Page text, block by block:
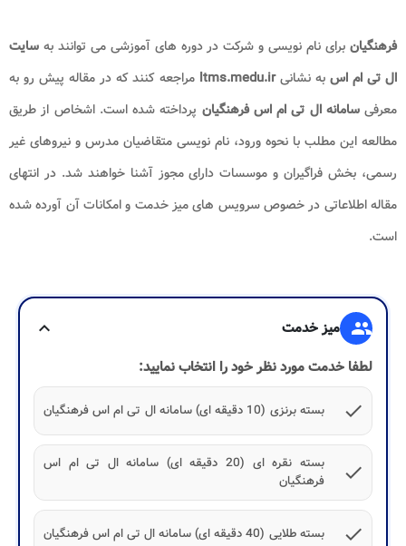
فرهنگیانبرای نام نویسی و شرکت در دوره های آموزشی می توانند به سایت
ال تی ام اس به نشانیltms.medu.ir مراجعه کنند که در مقاله پیش رو به
معرفی سامانه ال تی ام اس فرهنگیان پرداخته شده است. اشخاص از طریق
مطالعه این مطلب با نحوه ورود، نام نویسی متقاضیان مدرس و نیروهای غیر
رسمی، بخش فراگیران و موسسات دارای مجوز آشنا خواهند شد. در انتهای
مقاله اطلاعاتی در خصوص سرویس های میز خدمت و امکانات آن آورده شده
است.
group میز خدمت
expand_more
لطفا خدمت مورد نظر خود را انتخاب نمایید:
check
بسته برنزی (10 دقیقه ای) سامانه ال تی ام اس فرهنگیان
check
بسته نقره ای (20 دقیقه ای) سامانه ال تی ام اس
فرهنگیان
check بسته طلایی (40 دقیقه ای) سامانه ال تی ام اس فرهنگیان